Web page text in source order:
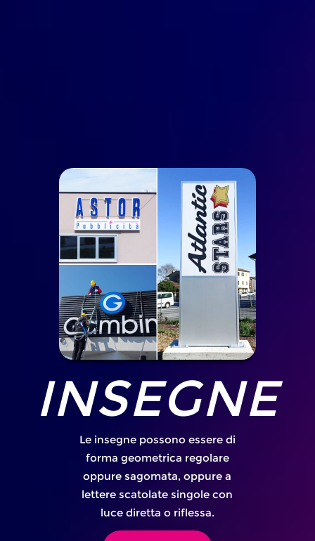
INSEGNE
Le insegne possono essere di
forma geometrica regolare
oppure sagomata, oppure a
lettere scatolate singole con
luce diretta o riflessa.